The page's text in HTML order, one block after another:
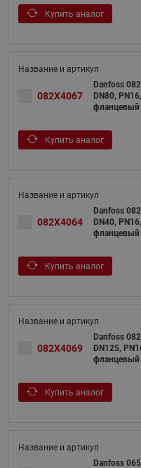
Купить аналог
082X4067
Danfoss
DN80,
фланцевый
Купить аналог
082X4064
Danfoss
DN40,
фланцевый
Купить аналог
082X4069
Danfoss
DN125,
фланцевый
Купить аналог
Danfoss